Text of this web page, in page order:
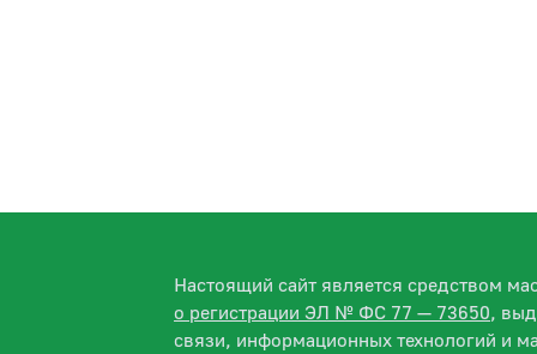
Настоящий сайт является средством
о регистрации ЭЛ № ФС 77 — 73650,
связи, информационных технологий и